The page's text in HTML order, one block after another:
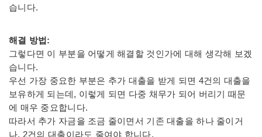
습니다.
해결 방법:
그렇다면 이 부분을 어떻게 해결할 것인가에 대해 생각해 보겠
습니다.
우선 가장 중요한 부분은 추가 대출을 받게 되면 4건의 대출을
보유하게 되는데, 이렇게 되면 다중 채무가 되어 버리기 때문
에 매우 중요합니다.
따라서 추가 자금을 조금 줄이면서 기존 대출을 하나 줄이거
나, 2건의 대출이라도 줄여야 합니다.